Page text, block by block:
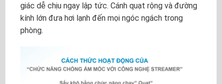
giác dễ chịu ngay lập tức. Cánh quạt rộng và đường
kính lớn đưa hơi lạnh đến mọi ngóc ngách trong
phòng.